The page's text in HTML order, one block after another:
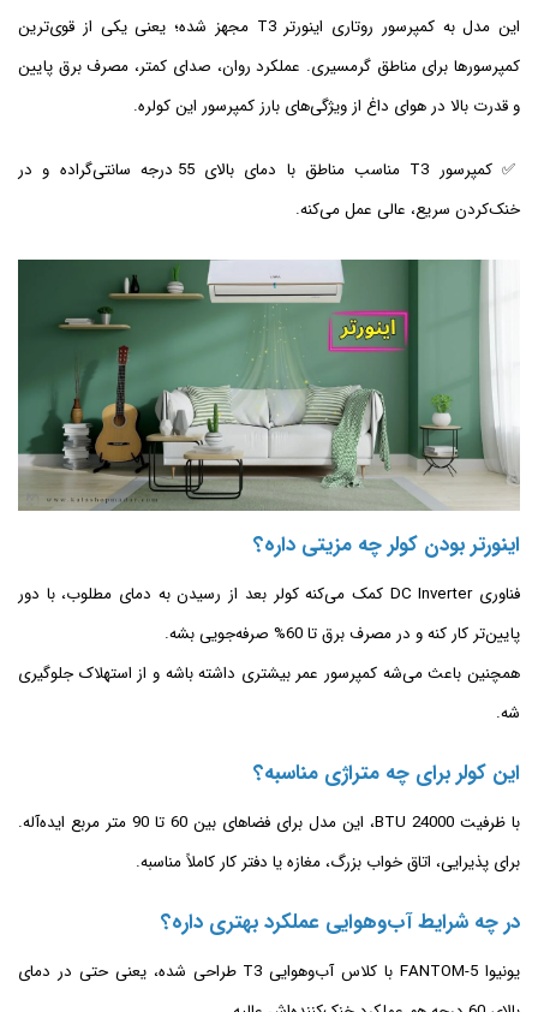
این مدل به کمپرسور روتاری اینورتر T3 مجهز شده؛ یعنی یکی از قوی‌ترین
کمپرسورها برای مناطق گرمسیری. عملکرد روان، صدای کمتر، مصرف برق پایین
و قدرت بالا در هوای داغ از ویژگی‌های بارز کمپرسور این کولره.
✅ کمپرسور T3 مناسب مناطق با دمای بالای 55 درجه سانتی‌گراده و در
خنک‌کردن سریع، عالی عمل می‌کنه.
اینورتر بودن کولر چه مزیتی داره؟
فناوری DC Inverter کمک می‌کنه کولر بعد از رسیدن به دمای مطلوب، با دور
پایین‌تر کار کنه و در مصرف برق تا 60% صرفه‌جویی بشه.
همچنین باعث می‌شه کمپرسور عمر بیشتری داشته باشه و از استهلاک جلوگیری
شه.
این کولر برای چه متراژی مناسبه؟
با ظرفیت 24000 BTU، این مدل برای فضاهای بین 60 تا 90 متر مربع ایده‌آله.
برای پذیرایی، اتاق خواب بزرگ، مغازه یا دفتر کار کاملاً مناسبه.
در چه شرایط آب‌وهوایی عملکرد بهتری داره؟
یونیوا FANTOM-5 با کلاس آب‌وهوایی T3 طراحی شده، یعنی حتی در دمای